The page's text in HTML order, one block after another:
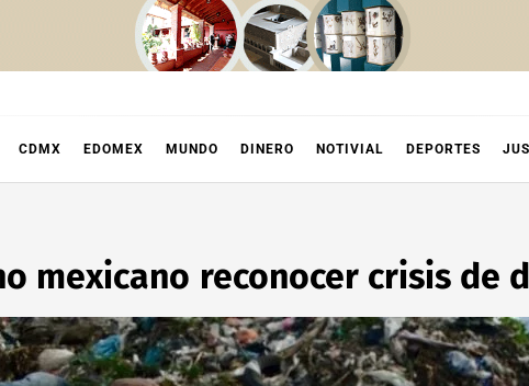
CDMX EDOMEX MUNDO DINERO NOTIVIAL DEPORTES
mexicano reconocer crisis de